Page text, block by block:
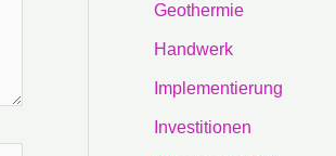
Geothermie
Handwerk
Implementierung
Investitionen